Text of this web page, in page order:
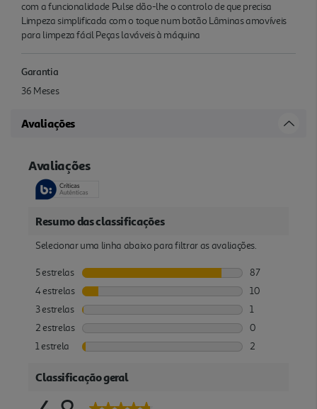
com a funcionalidade Pulse dão-lhe o controlo de que precisa
Limpeza simplificada com o toque num botão Lâminas amovíveis
para limpeza fácil Peças laváveis à máquina
Garantia
36 Meses
Avaliações